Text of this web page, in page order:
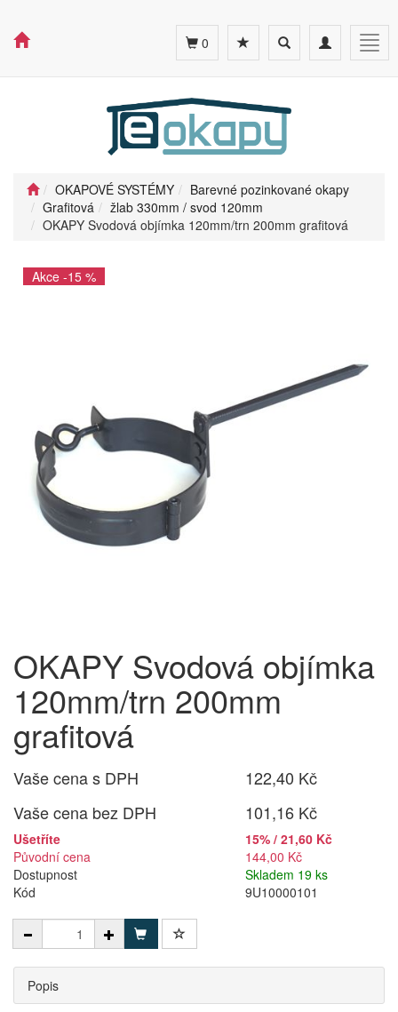
Toggle
navigation
Toggle
search
0
OKAPOVÉ SYSTÉMY
Barevné pozinkované okapy
Grafitová
žlab 330mm / svod 120mm
OKAPY Svodová objímka 120mm/trn 200mm grafitová
Akce -15 %
OKAPY Svodová objímka
120mm/trn 200mm
grafitová
Vaše cena s DPH
122,40 Kč
Vaše cena bez DPH
101,16 Kč
Ušetříte
15% / 21,60 Kč
Původní cena
144,00 Kč
Dostupnost
Skladem 19 ks
Kód
9U10000101
Popis